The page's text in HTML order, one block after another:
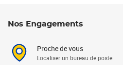
Nos Engagements
Proche de vous
Localiser un bureau de poste